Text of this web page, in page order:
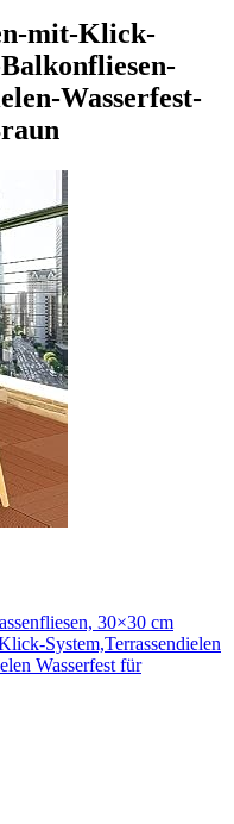
mit-Klick-
Wasserfest-
30×30 cm
System,Terrassendielen
Wasserfest für